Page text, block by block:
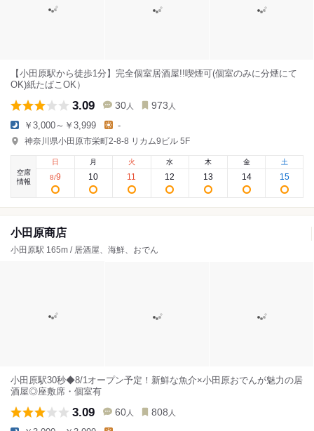
【小田原駅から徒歩1分】完全個室居酒屋!!喫煙可(個室のみに分煙にて
OK)紙たばこOK）
3.09 30 人 973 人
￥3,000～￥3,999 -
神奈川県小田原市栄町2-8-8 リカム9ビル 5F
空席
情報
日
8/9
月
10
火
11
水
12
木
13
金
14
土
15
小田原商店
小田原駅 165m / 居酒屋、海鮮、おでん
小田原駅30秒◆8/1オープン予定！新鮮な魚介×小田原おでんが魅力の居
酒屋◎座敷席・個室有
3.09 60 人 808 人